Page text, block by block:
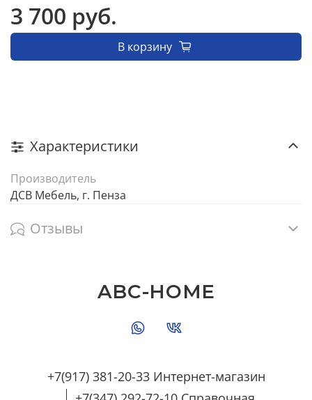
3 700 руб.
В корзину
Характеристики
Производитель
ДСВ Мебель, г. Пенза
Отзывы
+7(917) 381-20-33 Интернет-магазин
ABC-HOME